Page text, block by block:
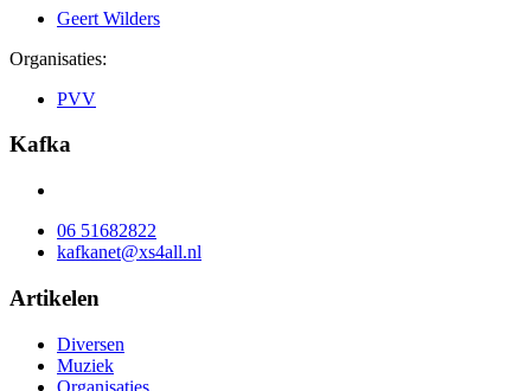
Geert Wilders
Organisaties:
PVV
Kafka
06 51682822
kafkanet@xs4all.nl
Artikelen
Diversen
Muziek
Organisaties